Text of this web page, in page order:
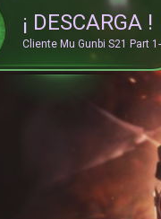
¡ DESCARGA !
Cliente Mu Gunbi S21 Part